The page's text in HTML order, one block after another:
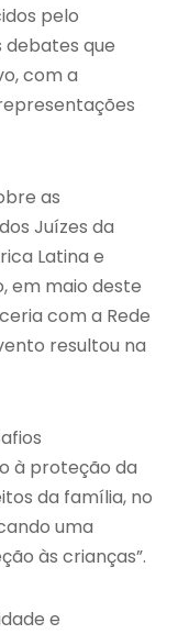
pelo
debates que
com a
as
Juízes da
Latina e
em maio deste
com a Rede
resultou na
à proteção da
da família, no
uma
às crianças”.
e